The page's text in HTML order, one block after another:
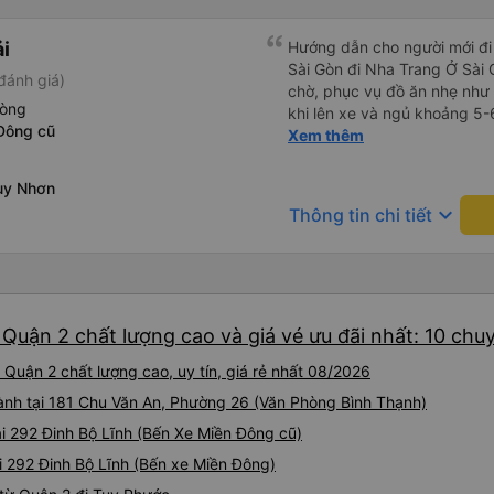
chuẩn bị thêm khăn lạnh ở
của nhà xe nha.
giá)
cũ
Nhơn
Hướng dẫn cho người mới
Sài Gòn đi Nha Trang Ở
chờ, phục vụ đồ ăn nhẹ
khi lên xe và ngủ khoảng
Ở Nha Trang, các hãng xe
Nha Trang, bạn liên hệ với
Translate và đưa cho họ
theo kiểu cabin với thiết kế
22 cabin thay vì xe 32 cabin
dụng Google Dịch để giao
này sẽ giúp ích cho bạn khi đi
Xem thêm
Thông tin chi tiết keyboard_arrow_down
2 chất lượng cao và giá vé ưu đãi nhất: 10
2 chất lượng cao, uy tín, giá rẻ nhất 08/2026
tại 181 Chu Văn An, Phường 26 (Văn Phòng Bình Thạnh)
292 Đinh Bộ Lĩnh (Bến Xe Miền Đông cũ)
Đinh Bộ Lĩnh (Bến xe Miền Đông)